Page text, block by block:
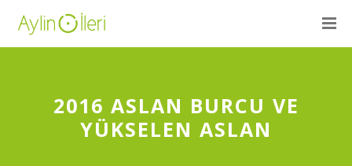
2016 ASLAN BURCU VE
YÜKSELEN ASLAN